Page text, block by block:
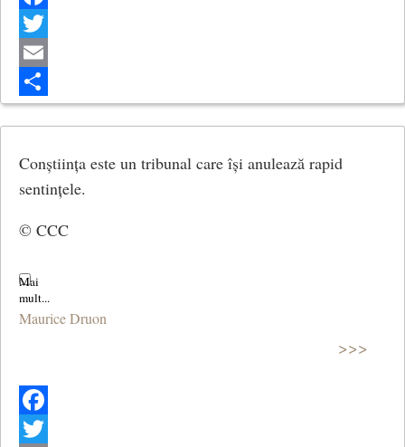
Facebook
Twitter
Email
Share
Conștiința este un tribunal care își anulează rapid
sentințele.
© CCC
Maurice Druon
>>>
Facebook